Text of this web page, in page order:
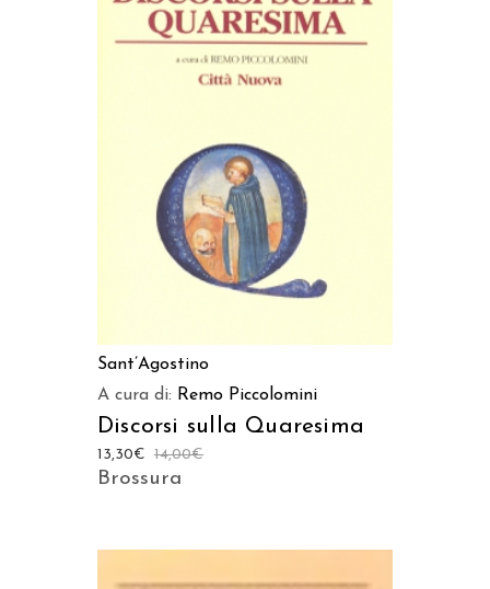
Sant’Agostino
A cura di: Remo Piccolomini
Discorsi sulla Quaresima
14,00€
13,30€
Brossura